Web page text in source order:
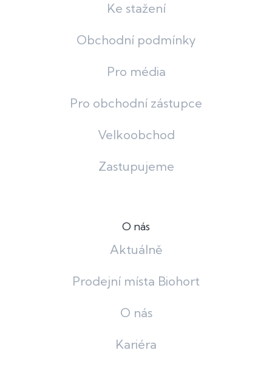
Ke stažení
Obchodní podmínky
Pro média
Pro obchodní zástupce
Velkoobchod
Zastupujeme
O nás
Aktuálně
Prodejní místa Biohort
O nás
Kariéra